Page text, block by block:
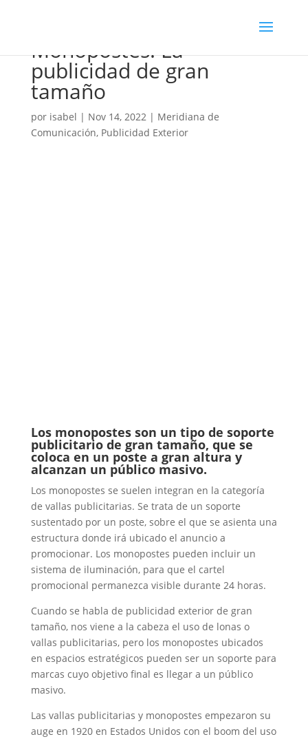
Monopostes: La
publicidad de gran
tamaño
por isabel | Nov 14, 2022| Meridiana de
Comunicación, Publicidad Exterior
Los monopostes son un tipo de soporte
publicitario de gran tamaño, que se
coloca en un poste a gran altura y
alcanzan un público masivo.
Los monopostes se suelen integran en la categoría
de vallas publicitarias. Se trata de un soporte
sustentado por un poste, sobre el que se asienta una
estructura donde irá ubicado el anuncio a
promocionar. Los monopostes pueden incluir un
sistema de iluminación, para que el cartel
promocional permanezca visible durante 24 horas.
Cuando se habla de publicidad exterior de gran
tamaño, nos viene a la cabeza el uso de lonas o
vallas publicitarias, pero los monopostes ubicados
en espacios estratégicos pueden ser un soporte para
marcas cuyo objetivo final es llegar a un público
masivo.
Las vallas publicitarias y monopostes empezaron su
auge en 1920 en Estados Unidos con el boom del uso